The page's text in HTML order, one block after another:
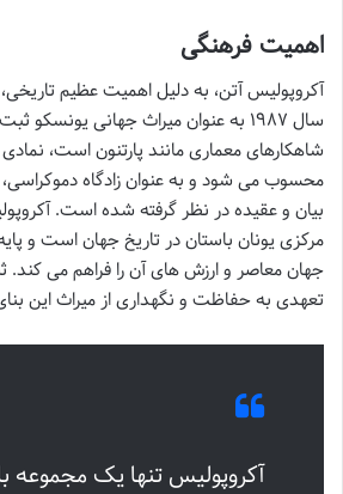
اهمیت فرهنگی
آکروپولیس آتن، به دلیل اهمیت عظیم
سال ۱۹۸۷ به عنوان میراث جهانی
شاهکارهای معماری مانند پارتنون است،
محسوب می شود و به عنوان زادگاه دموکراسی،
بیان و عقیده در نظر گرفته شده است.
مرکزی یونان باستان در تاریخ جهان است و
جهان معاصر و ارزش های آن را فراهم می کند.
تعهدی به حفاظت و نگهداری از میراث این
آکروپولیس تنها یک مجموعه